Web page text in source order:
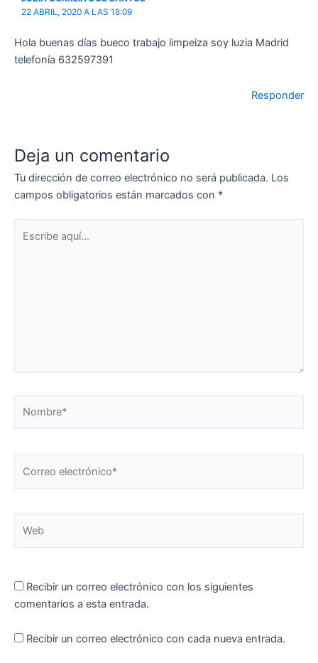
22 ABRIL, 2020 A LAS 18:09
Hola buenas días bueco trabajo limpeiza soy luzia Madrid
telefonía 632597391
Responder
Deja un comentario
Tu dirección de correo electrónico no será publicada. Los
campos obligatorios están marcados con *
aquí...
electrónico*
Recibir un correo electrónico con los siguientes
comentarios a esta entrada.
Recibir un correo electrónico con cada nueva entrada.